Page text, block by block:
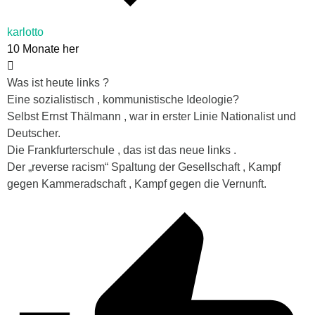
karlotto
10 Monate her
Was ist heute links ?
Eine sozialistisch , kommunistische Ideologie?
Selbst Ernst Thälmann , war in erster Linie Nationalist und
Deutscher.
Die Frankfurterschule , das ist das neue links .
Der „reverse racism“ Spaltung der Gesellschaft , Kampf
gegen Kammeradschaft , Kampf gegen die Vernunft.